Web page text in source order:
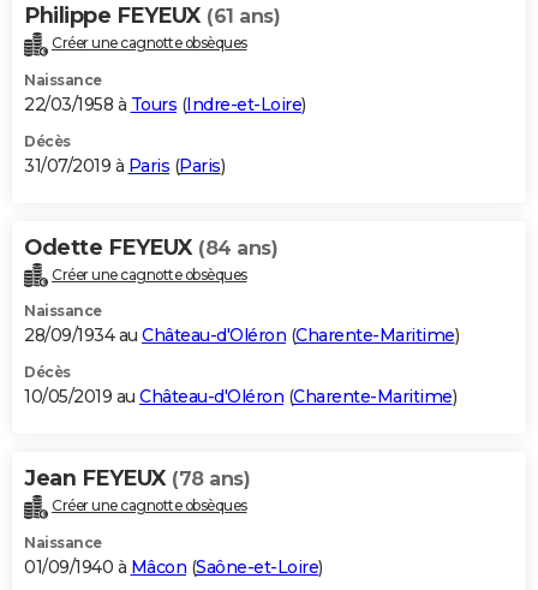
Philippe FEYEUX (61 ans)
Créer une cagnotte obsèques
Naissance
22/03/1958 à Tours (Indre-et-Loire)
Décès
31/07/2019 à Paris (Paris)
Odette FEYEUX (84 ans)
Créer une cagnotte obsèques
Naissance
28/09/1934 au Château-d'Oléron (Charente-Maritime)
Décès
10/05/2019 au Château-d'Oléron (Charente-Maritime)
Jean FEYEUX (78 ans)
Créer une cagnotte obsèques
Naissance
01/09/1940 à Mâcon (Saône-et-Loire)